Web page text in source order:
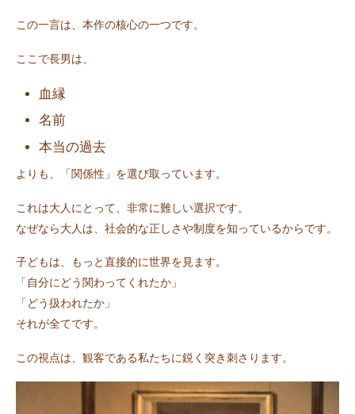
この一言は、本作の核心の一つです。
ここで長男は、
血縁
名前
本当の過去
よりも、「関係性」を選び取っています。
これは大人にとって、非常に難しい選択です。
なぜなら大人は、社会的な正しさや制度を知っているからです。
子どもは、もっと直接的に世界を見ます。
「自分にどう関わってくれたか」
「どう扱われたか」
それが全てです。
この視点は、観客である私たちに鋭く突き刺さります。